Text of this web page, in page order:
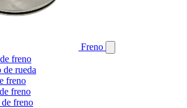
Freno
freno
rueda
freno
freno
freno